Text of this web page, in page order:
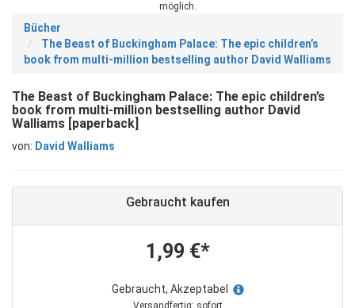
möglich.
Bücher
The Beast of Buckingham Palace: The epic children’s
book from multi-million bestselling author David Walliams
The Beast of Buckingham Palace: The epic children’s
book from multi-million bestselling author David
Walliams [paperback]
von: David Walliams
Gebraucht kaufen
1,99 €*
Gebraucht, Akzeptabel
Versandfertig: sofort